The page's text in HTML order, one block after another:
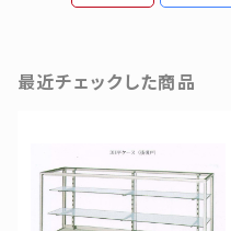
最近チェックした商品